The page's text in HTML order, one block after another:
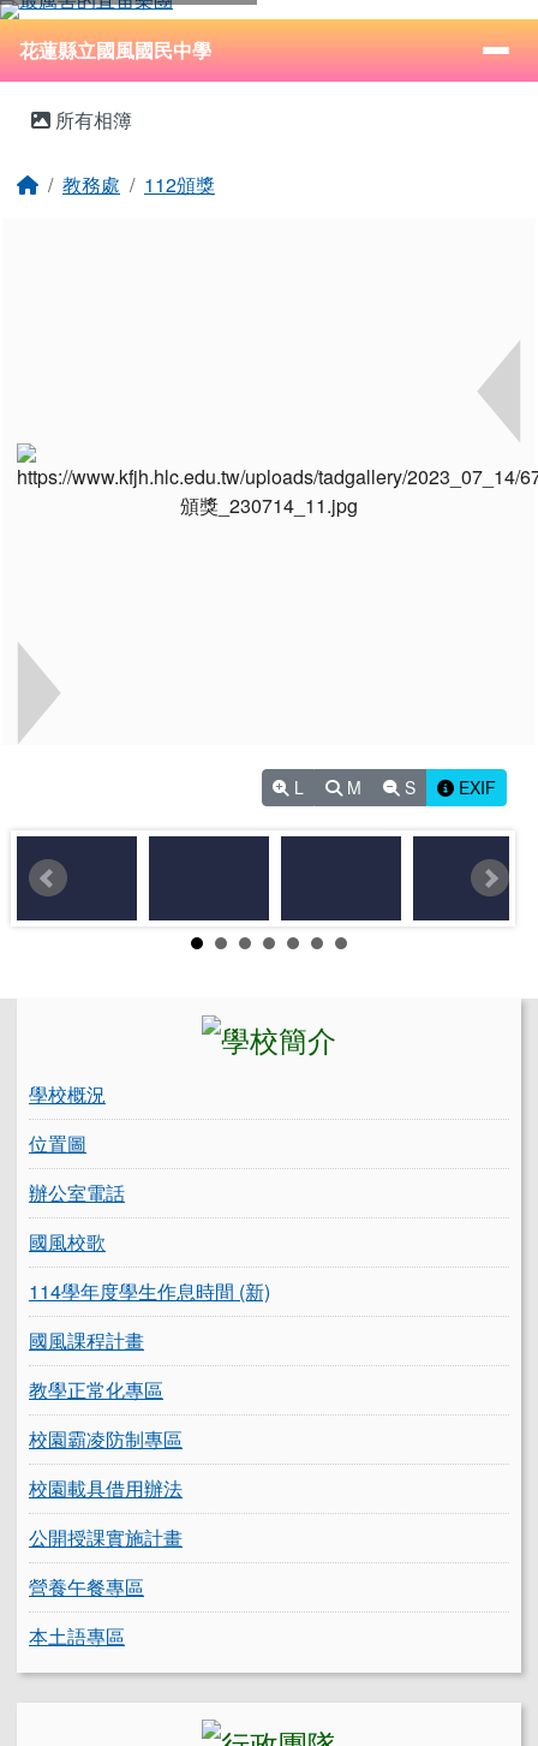
跳至主內容區
花蓮縣立國風國民中學
⏸
導覽列
花蓮縣立國風國民中學
所有相簿
回首頁
教務處 112頒獎
L M S EXIF
學校概況
位置圖
辦公室電話
國風校歌
114學年度學生作息時間 (新)
國風課程計畫
教學正常化專區
校園霸凌防制專區
校園載具借用辦法
公開授課實施計畫
營養午餐專區
本土語專區